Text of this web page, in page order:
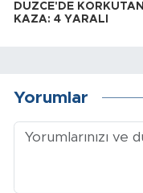
DÜZCE'DE KORKUTAN
KAZA: 4 YARALI
Yorumlar